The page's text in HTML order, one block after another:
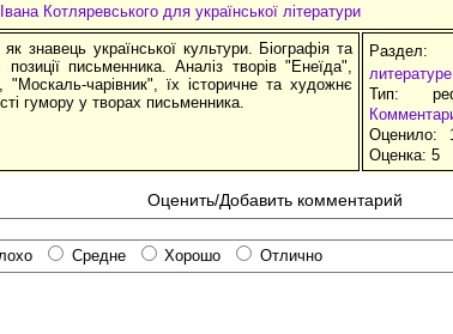
Котляревського для української літератури
знавець української культури. Біографія та
позиції письменника. Аналіз творів "Енеїда",
"Москаль-чарівник", їх історичне та художнє
гумору у творах письменника.
Раздел:
литературе
Тип:
Оценило:
Оценка: 5
Оценить/Добавить комментарий
Средне Хорошо Отлично